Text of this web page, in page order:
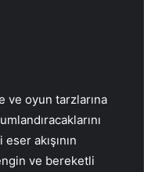
ve oyun tarzlarına
akışının
ve bereketli